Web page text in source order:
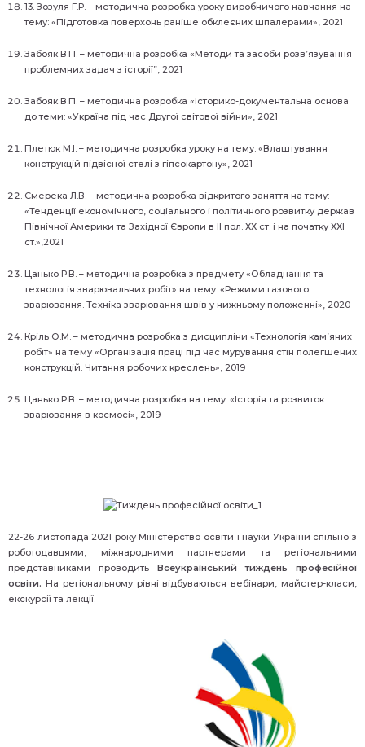
13. Зозуля Г.Р. – методична розробка уроку виробничого навчання на
тему: «Підготовка поверхонь раніше обклеєних шпалерами», 2021
Забояк В.П. – методична розробка «Методи та засоби розв’язування
проблемних задач з історії”, 2021
Забояк В.П. – методична розробка «Історико-документальна основа
до теми: «Україна під час Другої світової війни», 2021
Плетюк М.І. – методична розробка уроку на тему: «Влаштування
конструкцій підвісної стелі з гіпсокартону», 2021
Смерека Л.В. – методична розробка відкритого заняття на тему:
«Тенденції економічного, соціального і політичного розвитку держав
Північної Америки та Західної Європи в ІІ пол. ХХ ст. і на початку ХХІ
ст.»,2021
Цанько Р.В. – методична розробка з предмету «Обладнання та
технологія зварювальних робіт» на тему: «Режими газового
зварювання. Техніка зварювання швів у нижньому положенні», 2020
Кріль О.М. – методична розробка з дисципліни «Технологія кам’яних
робіт» на тему «Організація праці під час мурування стін полегшених
конструкцій. Читання робочих креслень», 2019
Цанько Р.В. – методична розробка на тему: «Історія та розвиток
зварювання в космосі», 2019
22-26 листопада 2021 року Міністерство освіти і науки України спільно з
роботодавцями, міжнародними партнерами та регіональними
представниками проводить Всеукраїнський тиждень професійної
освіти. На регіональному рівні відбуваються вебінари, майстер-класи,
екскурсії та лекції.